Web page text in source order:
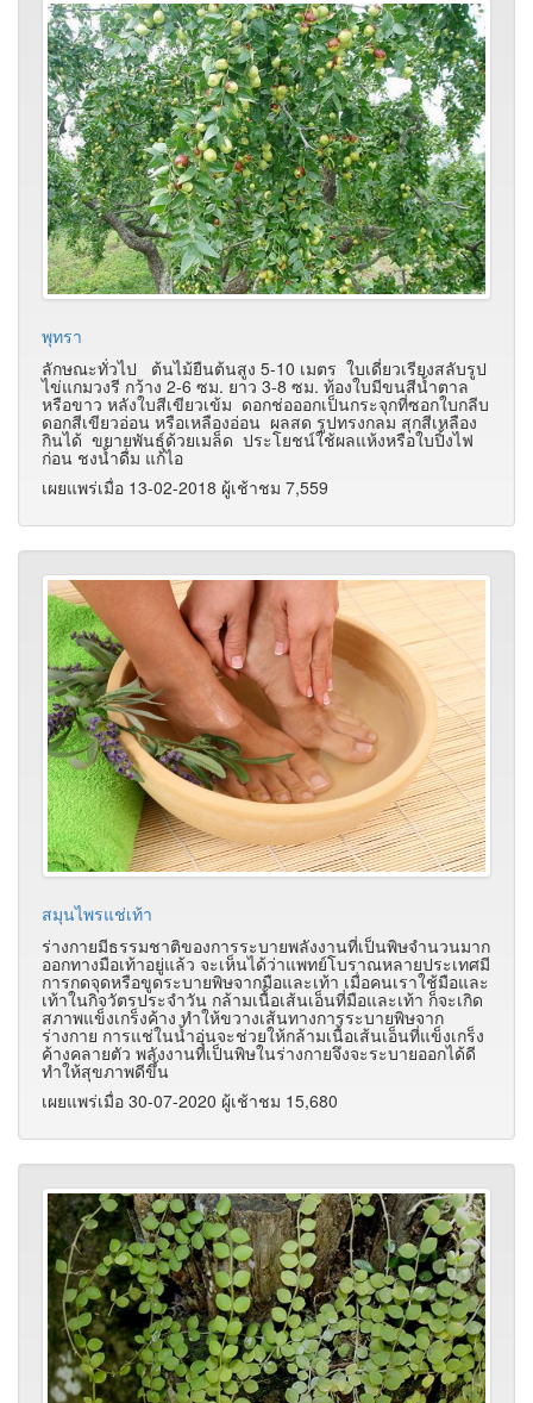
พุทรา
ลักษณะทั่วไป ต้นไม้ยืนต้นสูง 5-10 เมตร ใบเดี่ยวเรียงสลับรูป
ไข่แกมวงรี กว้าง 2-6 ซม. ยาว 3-8 ซม. ท้องใบมีขนสีน้ำตาล
หรือขาว หลังใบสีเขียวเข้ม ดอกช่อออกเป็นกระจุกที่ซอกใบกลีบ
ดอกสีเขียวอ่อน หรือเหลืองอ่อน ผลสด รูปทรงกลม สุกสีเหลือง
กินได้ ขยายพันธุ์ด้วยเมล็ด ประโยชน์ใช้ผลแห้งหรือใบปิ้งไฟ
ก่อน ชงน้ำดื่ม แก้ไอ
เผยแพร่เมื่อ 13-02-2018 ผู้เช้าชม 7,559
สมุนไพรแช่เท้า
ร่างกายมีธรรมชาติของการระบายพลังงานที่เป็นพิษจำนวนมาก
ออกทางมือเท้าอยู่แล้ว จะเห็นได้ว่าแพทย์โบราณหลายประเทศมี
การกดจุดหรือขูดระบายพิษจากมือและเท้า เมื่อคนเราใช้มือและ
เท้าในกิจวัตรประจำวัน กล้ามเนื้อเส้นเอ็นที่มือและเท้า ก็จะเกิด
สภาพแข็งเกร็งค้าง ทำให้ขวางเส้นทางการระบายพิษจาก
ร่างกาย การแช่ในน้ำอุ่นจะช่วยให้กล้ามเนื้อเส้นเอ็นที่แข็งเกร็ง
ค้างคลายตัว พลังงานที่เป็นพิษในร่างกายจึงจะระบายออกได้ดี
ทำให้สุขภาพดีขึ้น
เผยแพร่เมื่อ 30-07-2020 ผู้เช้าชม 15,680